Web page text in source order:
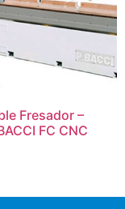
Fresador –
FC CNC